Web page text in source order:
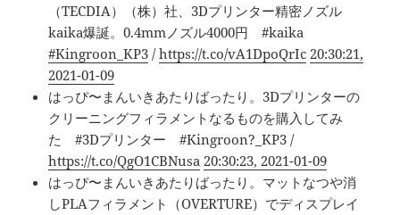
（TECDIA）（株）社、3Dプリンター精密ノズル
kaika爆誕。0.4mmノズル4000円 #kaika
#Kingroon_KP3 /https://t.co/vA1DpoQrIc 20:30:21,
2021-01-09
はっぴ〜まんいきあたりばったり。3Dプリンターの
クリーニングフィラメントなるものを購入してみ
た #3Dプリンター #Kingroon?_KP3 /
https://t.co/QgO1CBNusa 20:30:23, 2021-01-09
はっぴ〜まんいきあたりばったり。マットなつや消
しPLAフィラメント（OVERTURE）でディスプレイ